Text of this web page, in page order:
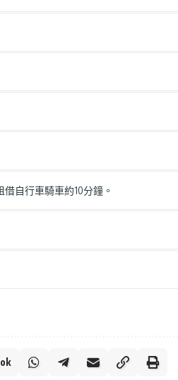
自行車騎車約10分鐘。